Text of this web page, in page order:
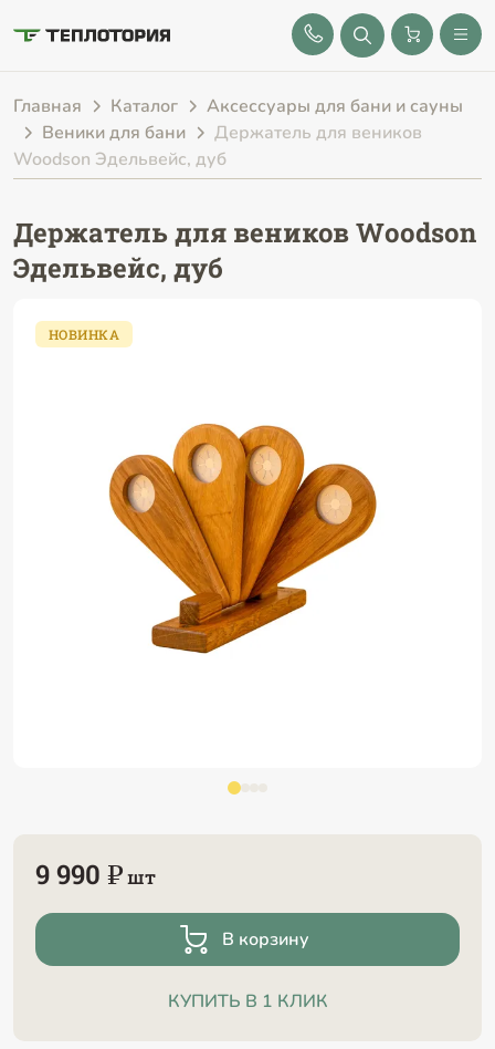
8 (843) 212-25-32
Главная Каталог
Аксессуары для бани и сауны
Веники для бани
Держатель для веников
Woodson Эдельвейс, дуб
Держатель для веников Woodson
Эдельвейс, дуб
НОВИНКА
9 990 ₽шт
В корзину
КУПИТЬ В 1 КЛИК